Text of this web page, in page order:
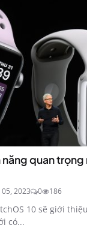
quan trọng
2023 0 186
10 sẽ giới
có...